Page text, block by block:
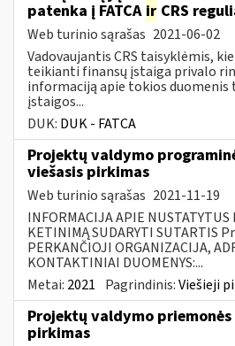
patenka į FATCA ir CRS
Web turinio sąrašas 2021-06-02
Vadovaujantis CRS taisyklėmis,
teikianti finansų įstaiga privalo
informaciją apie tokios duomenis
įstaigos...
DUK: DUK - FATCA
Projektų valdymo
viešasis pirkimas
Web turinio sąrašas 2021-11-19
INFORMACIJA APIE NUSTATYTUS
KETINIMĄ SUDARYTI SUTARTIS
PERKANČIOJI ORGANIZACIJA,
KONTAKTINIAI DUOMENYS:...
Metai: 2021 Pagrindinis:Viešieji
Projektų valdymo
pirkimas